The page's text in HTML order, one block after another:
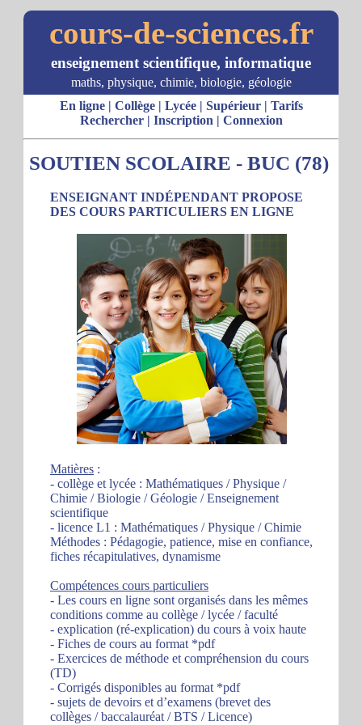
cours-de-sciences.fr
enseignement scientifique, informatique
maths, physique, chimie, biologie, géologie
En ligne| Collège| Lycée| Supérieur| Tarifs
Rechercher| Inscription | Connexion
SOUTIEN SCOLAIRE - BUC (78)
ENSEIGNANT INDÉPENDANT PROPOSE
DES COURS PARTICULIERS EN LIGNE
Matières :
- collège et lycée : Mathématiques / Physique /
Chimie / Biologie / Géologie / Enseignement
scientifique
- licence L1 : Mathématiques / Physique / Chimie
Méthodes : Pédagogie, patience, mise en confiance,
fiches récapitulatives, dynamisme
Compétences cours particuliers
- Les cours en ligne sont organisés dans les mêmes
conditions comme au collège / lycée / faculté
- explication (ré-explication) du cours à voix haute
- Fiches de cours au format *pdf
- Exercices de méthode et compréhension du cours
(TD)
- Corrigés disponibles au format *pdf
- sujets de devoirs et d’examens (brevet des
collèges / baccalauréat / BTS / Licence)